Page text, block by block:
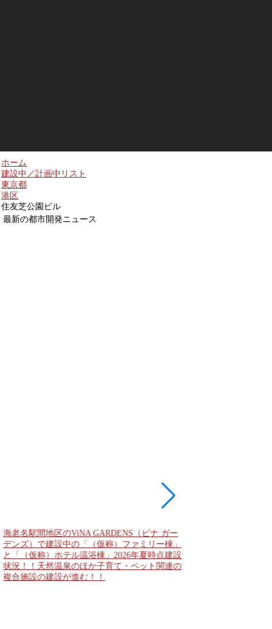
ホーム
建設中／計画中リスト
東京都
港区
住友芝公園ビル
最新の都市開発ニュース
海老名駅間地区のViNA GARDENS（ビナ ガー
デンズ）で建設中の「（仮称）ファミリー棟」
と「（仮称）ホテル温浴棟」2026年夏時点建設
状況！！天然温泉のほか子育て・ペット関連の
複合施設の建設が進む！！